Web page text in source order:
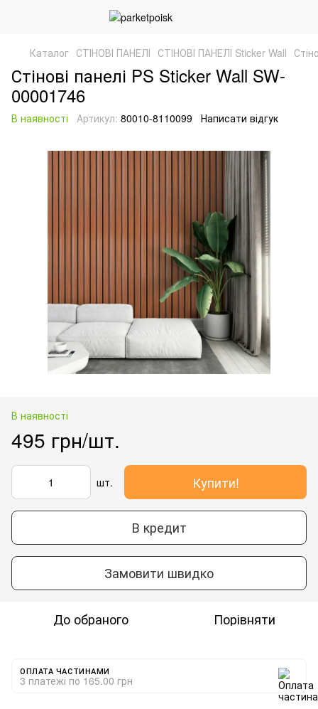
Каталог СТІНОВІ ПАНЕЛІ СТІНОВІ ПАНЕЛІ Sticker Wall
Стінові панелі PS Sticker Wall SW-
00001746
В наявності Артикул: 80010-8110099 Написати відгук
В наявності
495 грн/шт.
шт. Купити!
В кредит
Замовити швидко
До обраного Порівняти
ОПЛАТА ЧАСТИНАМИ
3 платежі по 165.00 грн